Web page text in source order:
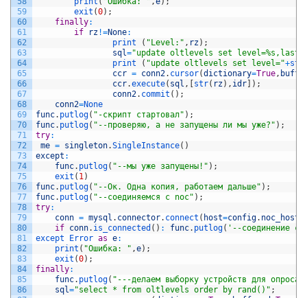
59
60
61
62
63
64
65
66
67
68
69
70
71
72
73
74
75
76
77
78
79
80
81
82
83
84
85
86
exit (0) ;
finally:
if
rz !=None:
print
( "Level:" , rz) ;
sql="update oltlevels set
print
( "update oltlevels set level="+str
ccr = conn2. cursor(dictionary=True ,
ccr.execute( sql , [str( rz) , idr] ) ;
conn2. commit ( ) ;
conn2=None
func. putlog( "-скрипт стартовал" ) ;
func. putlog( "--проверяю, а не запущены ли мы уже?" ) ;
try:
me = singleton.SingleInstance( )
except :
func. putlog( "--мы уже запущены!" ) ;
exit ( 1 )
func. putlog( "--Ок. Одна копия, работаем дальше" ) ;
func. putlog( "--соединяемся с noc" ) ;
try:
conn = mysql . connector. connect ( host=config. noc_host
if conn. is_connected ( ) : func. putlog( '--cоединение с
except Error as e:
print ( "Ошибка: " ,e) ;
exit (0) ;
finally:
func. putlog( "---делаем выборку устройств для опроса"
sql="select * from oltlevels order by rand()" ;